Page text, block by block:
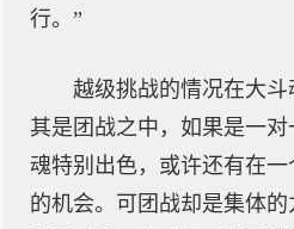
行。”
越级挑战的情况在大
其是团战之中，如果是一
魂特别出色，或许还有在
的机会。可团战却是集体